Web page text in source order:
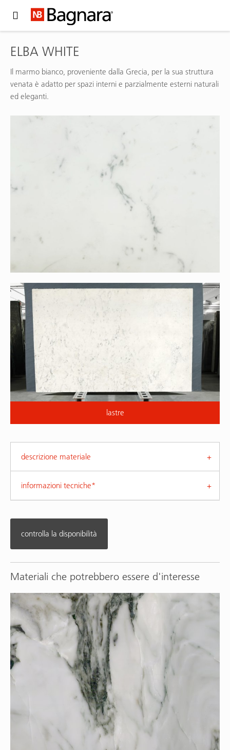
ELBA WHITE
Il marmo bianco, proveniente dalla Grecia, per la sua struttura
venata è adatto per spazi interni e parzialmente esterni naturali
ed eleganti.
lastre
descrizione materiale
informazioni tecniche*
controlla la disponibilità
Materiali che potrebbero essere d'interesse